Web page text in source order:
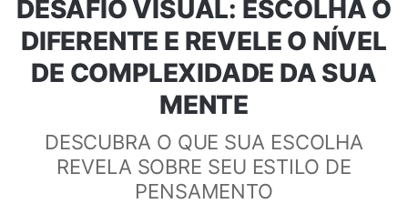
DESAFIO VISUAL: ESCOLHA O
DIFERENTE E REVELE O NÍVEL
DE COMPLEXIDADE DA SUA
MENTE
DESCUBRA O QUE SUA ESCOLHA
REVELA SOBRE SEU ESTILO DE
PENSAMENTO